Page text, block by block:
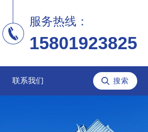
服务热线：
15801923825
联系我们